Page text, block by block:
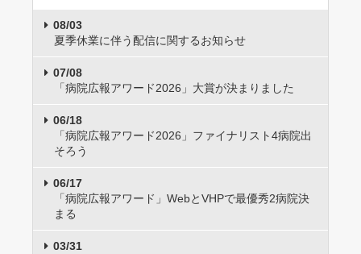
08/03
夏季休業に伴う配信に関するお知らせ
07/08
「病院広報アワード2026」大賞が決まりました
06/18
「病院広報アワード2026」ファイナリスト4病院出
そろう
06/17
「病院広報アワード」WebとVHPで最優秀2病院決
まる
03/31